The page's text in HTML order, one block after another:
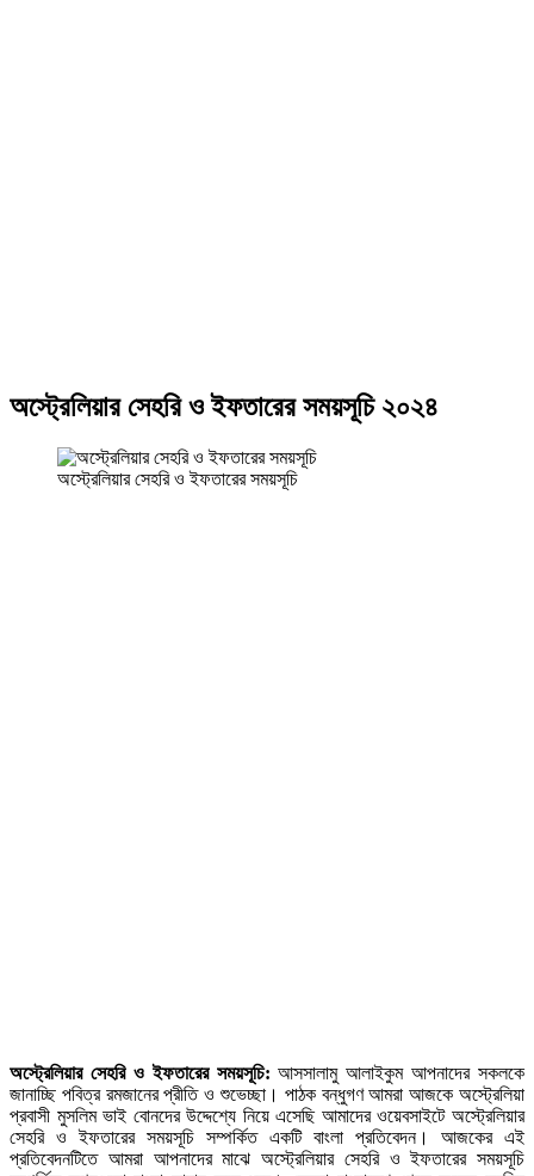
অস্ট্রেলিয়ার সেহরি ও ইফতারের সময়সূচি ২০২৪
অস্ট্রেলিয়ার সেহরি ও ইফতারের সময়সূচি
অস্ট্রেলিয়ার সেহরি ও ইফতারের সময়সূচি: আসসালামু আলাইকুম আপনাদের সকলকে
জানাচ্ছি পবিত্র রমজানের প্রীতি ও শুভেচ্ছা। পাঠক বন্ধুগণ আমরা আজকে অস্ট্রেলিয়া
প্রবাসী মুসলিম ভাই বোনদের উদ্দেশ্যে নিয়ে এসেছি আমাদের ওয়েবসাইটে অস্ট্রেলিয়ার
সেহরি ও ইফতারের সময়সূচি সম্পর্কিত একটি বাংলা প্রতিবেদন। আজকের এই
প্রতিবেদনটিতে আমরা আপনাদের মাঝে অস্ট্রেলিয়ার সেহরি ও ইফতারের সময়সূচি